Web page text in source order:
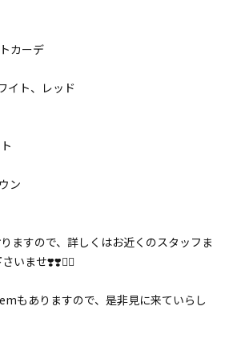
カーデ
イト、レッド
ン
ますので、詳しくはお近くのスタッフま
いませ❣️❣️🙇‍♀️
もありますので、是非見に来ていらし